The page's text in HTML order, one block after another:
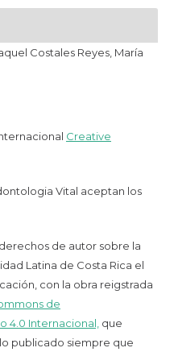
Costales Reyes, María
Creative
Vital aceptan los
de autor sobre la
Latina de Costa Rica el
con la obra reigstrada
de
4.0 Internacional, que
publicado siempre que